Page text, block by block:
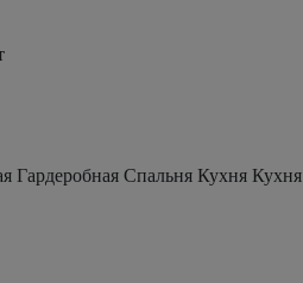
Гардеробная Спальня Кухня Кухня